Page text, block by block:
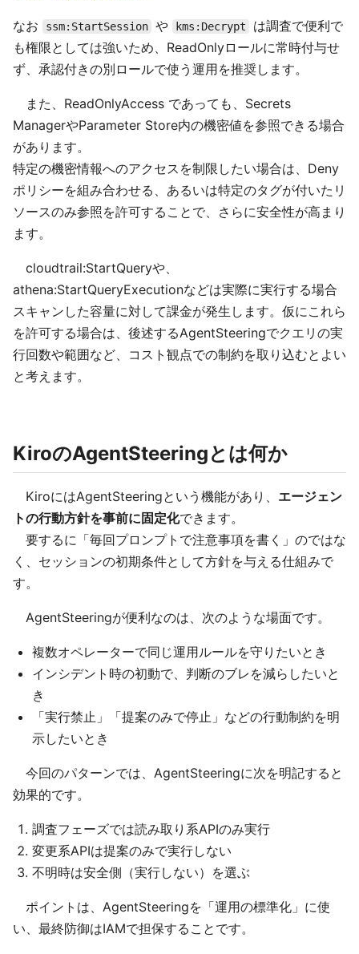
なお ssm:StartSession や kms:Decrypt
は調査で便利で
も権限としては強いため、ReadOnlyロールに常時付与せ
ず、承認付きの別ロールで使う運用を推奨します。
また、ReadOnlyAccess であっても、Secrets
ManagerやParameter Store内の機密値を参照できる場合
があります。
特定の機密情報へのアクセスを制限したい場合は、Deny
ポリシーを組み合わせる、あるいは特定のタグが付いたリ
ソースのみ参照を許可することで、さらに安全性が高まり
ます。
cloudtrail:StartQueryや、
athena:StartQueryExecutionなどは実際に実行する場合
スキャンした容量に対して課金が発生します。仮にこれら
を許可する場合は、後述するAgentSteeringでクエリの実
行回数や範囲など、コスト観点での制約を取り込むとよい
と考えます。
KiroのAgentSteeringとは何か
KiroにはAgentSteeringという機能があり、 エージェン
トの行動方針を事前に固定化できます。
要するに「毎回プロンプトで注意事項を書く」のではな
く、セッションの初期条件として方針を与える仕組みで
す。
AgentSteeringが便利なのは、次のような場面です。
複数オペレーターで同じ運用ルールを守りたいとき
インシデント時の初動で、判断のブレを減らしたいと
き
「実行禁止」「提案のみで停止」などの行動制約を明
示したいとき
今回のパターンでは、AgentSteeringに次を明記すると
効果的です。
調査フェーズでは読み取り系APIのみ実行
変更系APIは提案のみで実行しない
不明時は安全側（実行しない）を選ぶ
ポイントは、AgentSteeringを「運用の標準化」に使
い、最終防御はIAMで担保することです。